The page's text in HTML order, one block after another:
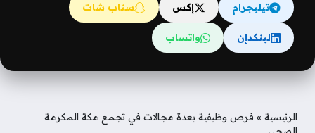
تيليجرام إكس سناب شات
لينكدإن واتساب
الرئيسية » فرص وظيفية بعدة مجالات في تجمع مكة المكرمة